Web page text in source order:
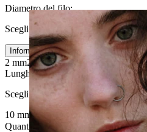
Diametro del filo:
Scegli Diametro del filo
Informazioni sulla misura
2 mm2,5 mm3 mm 5 mm 6 mm
Lunghezza:
Scegli Lunghezza
10 mm12 mm 14 mm 16 mm
Quantità: 1 Modifica